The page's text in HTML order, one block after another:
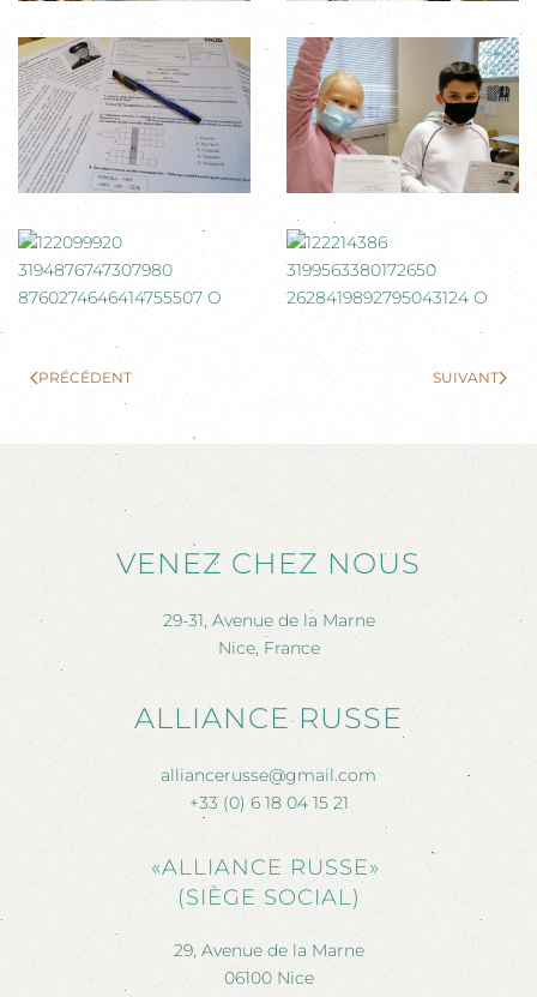
PRÉCÉDENT SUIVANT
VENEZ CHEZ NOUS
29-31, Avenue de la Marne
Nice, France
ALLIANCE RUSSE
alliancerusse@gmail.com
+33 (0) 6 18 04 15 21
«ALLIANCE RUSSE»
(SIÈGE SOCIAL)
29, Avenue de la Marne
06100 Nice